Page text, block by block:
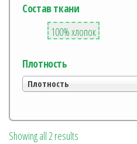
Состав ткани
2
100% хлопок
Плотность
Плотность
Showing all 2 results